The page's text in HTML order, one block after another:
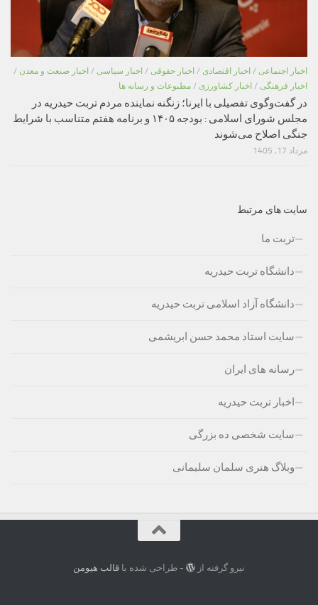
اخبار اجتماعی / اخبار اقتصادی / اخبار حقوقی / اخبار سیاسی / اخبار صنعت و معدن /
اخبار فرهنگی / اخبار کشاورزی / مطبوعات و رسانه ها
در گفت‌وگوی تفصیلی با ایرنا؛ زنگنه نماینده مردم تربت حیدریه در
مجلس شورای اسلامی : بودجه ۱۴۰۵ و برنامه هفتم متناسب با شرایط
جنگی اصلاح می‌شوند
مرداد 17, 1405
سایت های مرتبط
تربت ما
دانشگاه تربت حیدریه
دانشگاه آزاد اسلامی تربت حیدریه
سایت استاد محمد حسن ابریشمی
رسانه های ایران
اخبار تربت حیدریه
سایت شخصی ده بزرگی
وبلاگ هنری سلمان سلیمانی
نیرو گرفته از - طراحی شده باقالب هیومن